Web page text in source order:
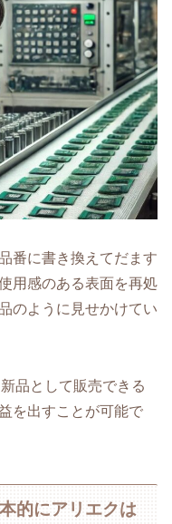
番に書き換えてだます
用感のある表面を再処
のように見せかけてい
品として販売できる
を出すことが可能で
的にアリエクは